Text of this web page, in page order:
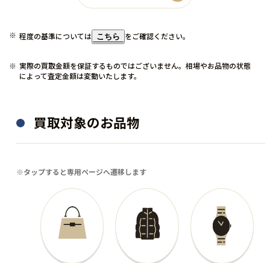
アウトドア用品
RIDLEY
ロードバイク
KANZO SPEED 30001759
買取金額 70,000円
ドライバー
Qi35 デザイナーズシリーズ
買取金額 34,000
程度の基準については こちら をご確認ください。
実際の買取金額を保証するものではございません。相場やお品物の状態
によって査定金額は変動いたします。
買取対象のお品物
※タップすると専用ページへ遷移します